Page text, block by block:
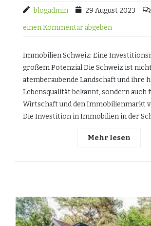
blogadmin 29 August 2023
einen Kommentar abgeben
Immobilien Schweiz: Eine
großem Potenzial Die Schweiz ist
atemberaubende Landschaft und ihre
Lebensqualität bekannt, sondern auch
Wirtschaft und den Immobilienmarkt
Die Investition in Immobilien in der
Mehr lesen